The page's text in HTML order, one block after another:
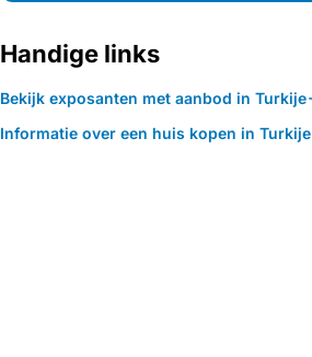
Handige links
Bekijk exposanten met aanbod in Turkije
Informatie over een huis kopen in Turkije